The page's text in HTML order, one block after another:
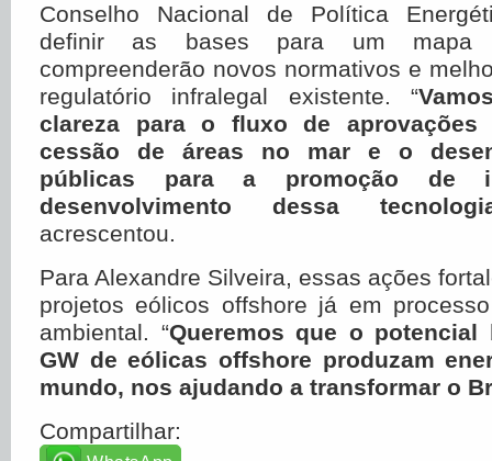
Conselho Nacional de Política
definir as bases para um mapa
compreenderão novos normativos e
regulatório infralegal existente. “
clareza para o fluxo de aprovações
cessão de áreas no mar e o
públicas para a promoção de
desenvolvimento dessa
acrescentou.
Para Alexandre Silveira, essas ações
projetos eólicos offshore já em
ambiental. “Queremos que o potencial
GW de eólicas offshore produzam
mundo, nos ajudando a transformar o
Compartilhar: